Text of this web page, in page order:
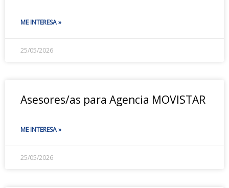
ME INTERESA »
25/05/2026
Asesores/as para Agencia MOVISTAR
ME INTERESA »
25/05/2026